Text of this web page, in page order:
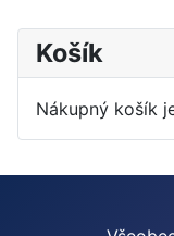
Košík
Nákupný košík